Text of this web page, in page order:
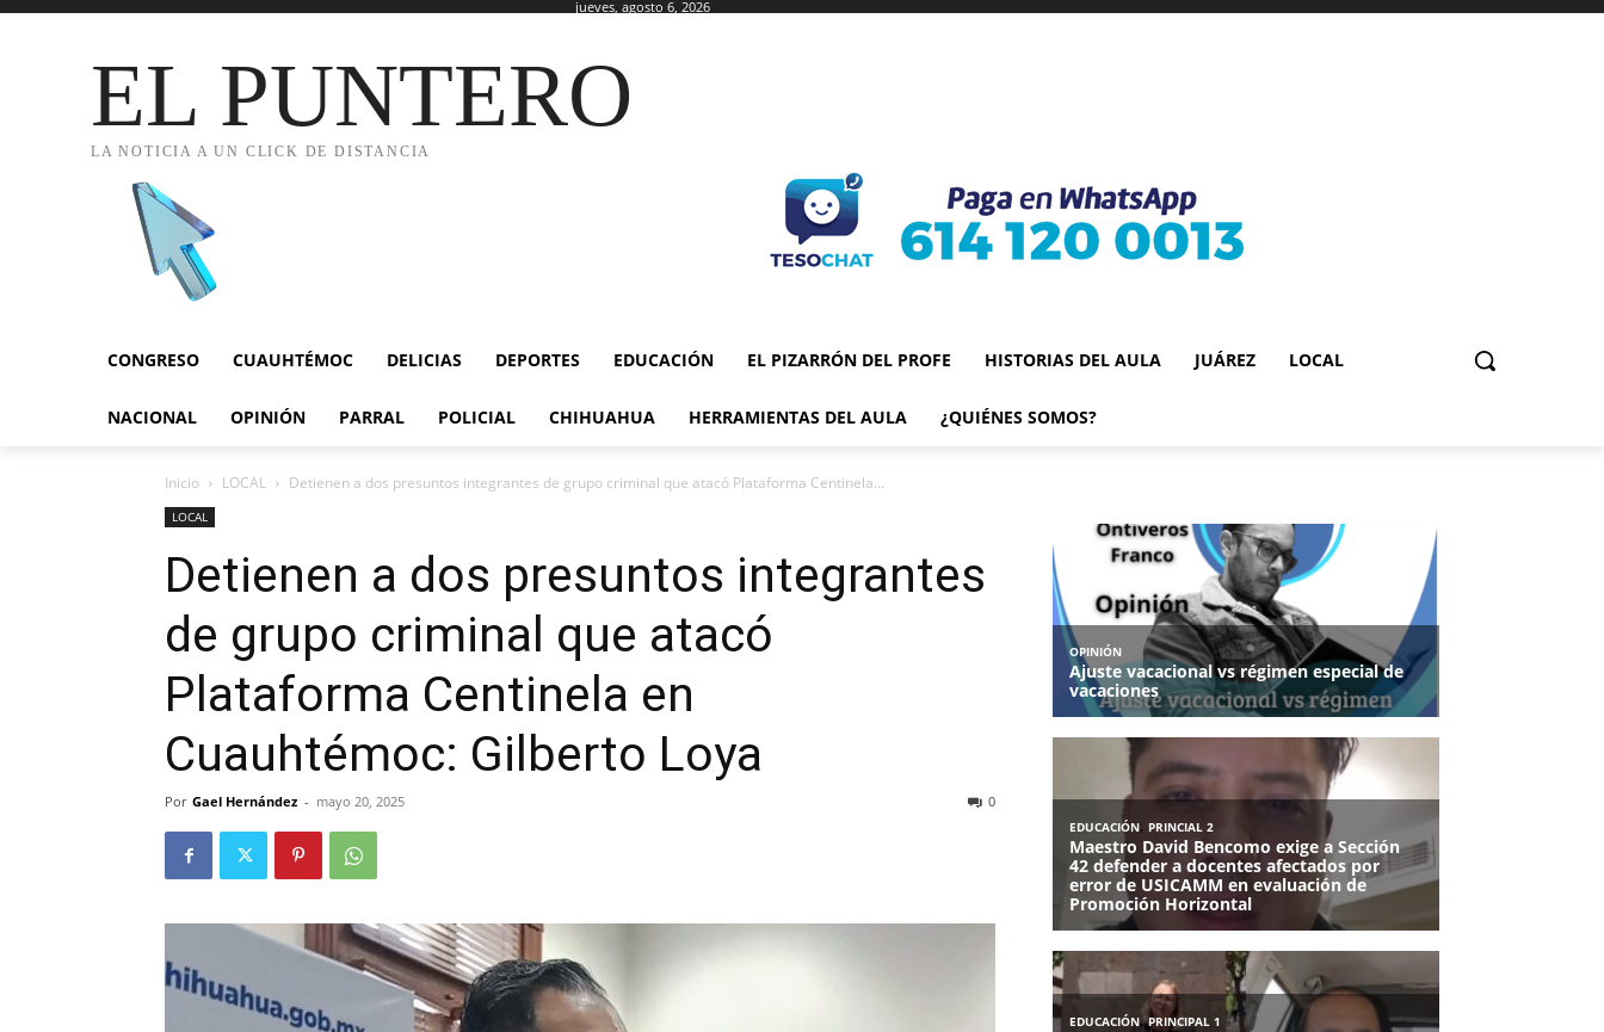
jueves, agosto 6, 2026
EL PUNTERO
LA NOTICIA A UN CLICK DE DISTANCIA
CONGRESO CUAUHTÉMOC DELICIAS DEPORTES EDUCACIÓN EL PIZARRÓN DEL PROFE HISTORIAS DEL AULA JUÁREZ LOCAL
NACIONAL OPINIÓN PARRAL POLICIAL CHIHUAHUA HERRAMIENTAS DEL AULA ¿QUIÉNES SOMOS?
Inicio LOCAL Detienen a dos presuntos integrantes de grupo criminal que atacó Plataforma Centinela...
LOCAL
Detienen a dos presuntos integrantes
de grupo criminal que atacó
Plataforma Centinela en
Cuauhtémoc: Gilberto Loya
Por Gael Hernández - mayo 20, 2025 0